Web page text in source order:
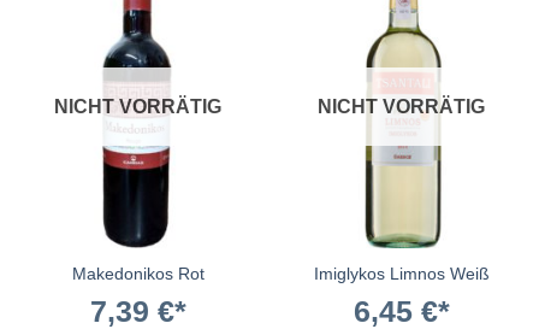
NICHT VORRÄTIG
Makedonikos Rot
7,39 €
NICHT VORRÄTIG
Imiglykos Limnos Weiß
6,45 €